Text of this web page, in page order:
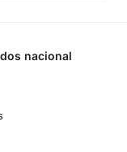
nacional